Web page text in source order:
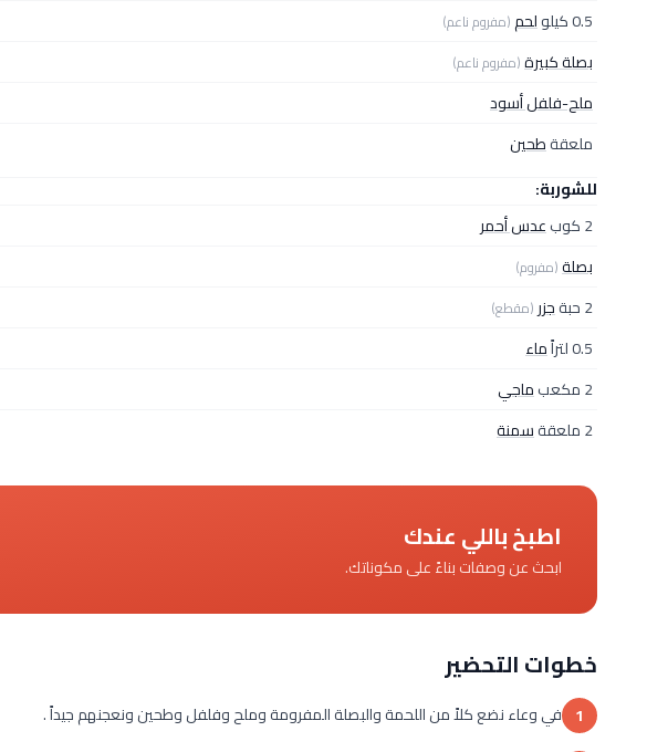
0.5 كيلو
لحم(مفروم ناعم)
بصلة كبيرة(مفروم ناعم)
ملح-فلفل أسود
ملعقةطحين
للشوربة:
2 كوب
عدس أحمر
بصلة(مفروم)
2 حبة جزر (مقطع)
0.5 لتراً
ماء
2 مكعب
ماجي
2 ملعقة
سمنة
اطبخ باللي عندك
ابحث عن وصفات بناءً على مكوناتك.
خطوات التحضير
1 في وعاء نضع كلاً من اللحمة والبصلة المفرومة وملح وفلفل وطحين ونعجنهم جيداً .